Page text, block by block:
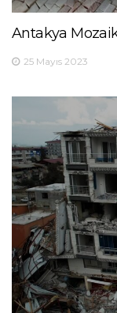
Antakya
25 Mayıs 2023